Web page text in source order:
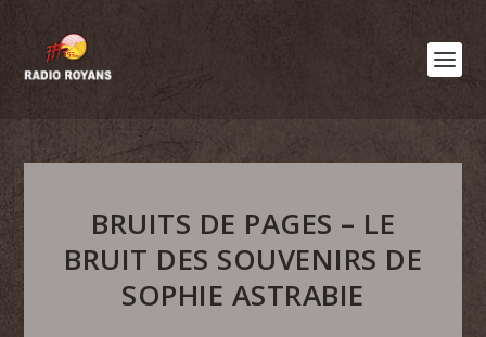
BRUITS DE PAGES – LE
BRUIT DES SOUVENIRS DE
SOPHIE ASTRABIE